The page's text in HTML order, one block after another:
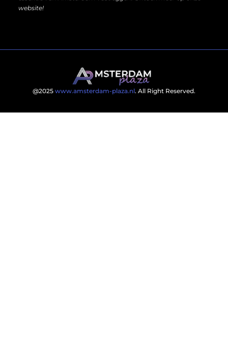
website!
@2025 www.amsterdam-plaza.nl. All Right Reserved.